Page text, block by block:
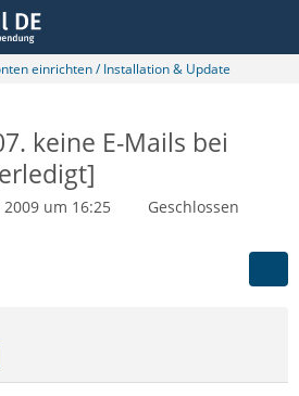
einrichten / Installation & Update
keine E-Mails bei
um 16:25
Geschlossen